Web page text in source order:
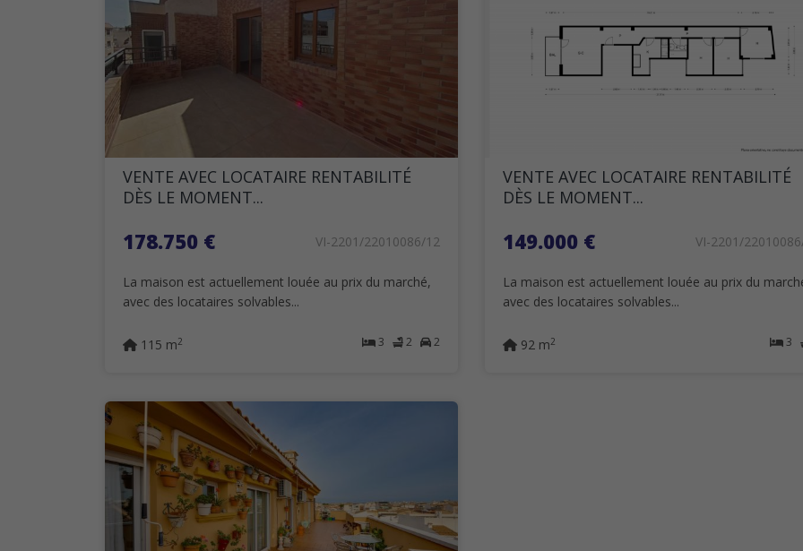
VENTE AVEC LOCATAIRE RENTABILITÉ
DÈS LE MOMENT...
178.750 € VI-2201/22010086/12
La maison est actuellement louée au prix du marché,
avec des locataires solvables...
3 2 2
115 m2
VENTE AVEC LOCATAIRE RENTABILITÉ
DÈS LE MOMENT...
149.000 € VI-2201/
La maison est actuellement louée au prix du
avec des locataires solvables...
3
92 m2